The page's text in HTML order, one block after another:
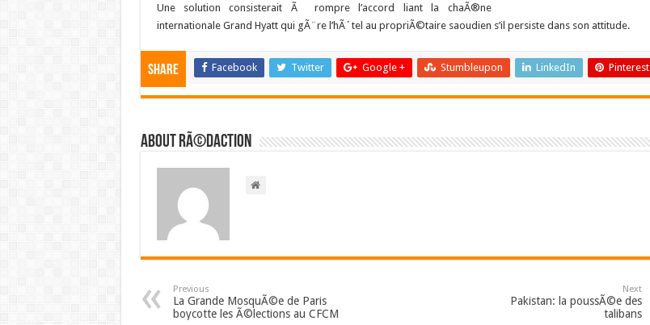
Une solution consisterait Ã rompre l’accord liant la chaÃ®ne
internationale Grand Hyatt qui gÃ¨re l’hÃ´tel au propriÃ©taire saoudien s’il persiste dans son attitude.
Share Facebook Twitter Google + Stumbleupon LinkedIn Pinterest
About RÃ©daction
Previous
La Grande MosquÃ©e de Paris
boycotte les Ã©lections au CFCM
Next
Pakistan: la poussÃ©e des
talibans